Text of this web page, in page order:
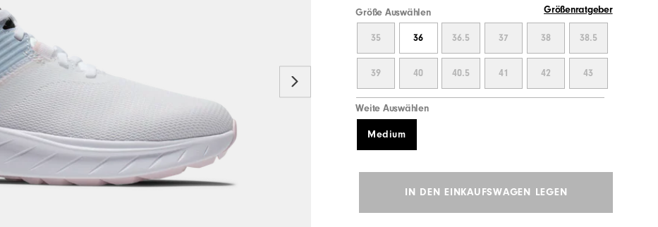
Größe Auswählen Größenratgeber
35 36 36.5 37 38 38.5
39 40 40.5 41 42 43
Weite Auswählen
Medium
IN DEN EINKAUFSWAGEN LEGEN